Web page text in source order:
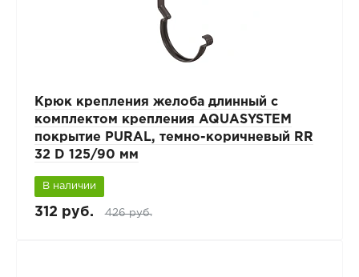
Крюк крепления желоба длинный с
комплектом крепления AQUASYSTEM
покрытие PURAL, темно-коричневый RR
32 D 125/90 мм
В наличии
312 руб. 426 руб.